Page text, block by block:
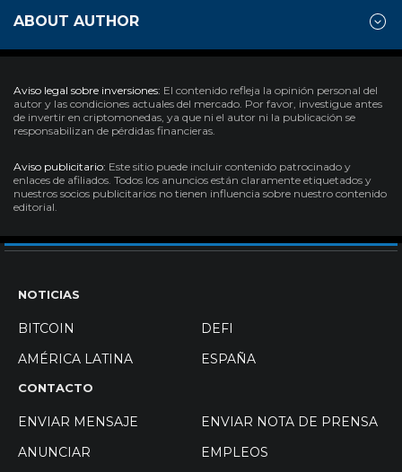
ABOUT AUTHOR
Aviso legal sobre inversiones: El contenido refleja la opinión personal del
autor y las condiciones actuales del mercado. Por favor, investigue antes
de invertir en criptomonedas, ya que ni el autor ni la publicación se
responsabilizan de pérdidas financieras.
Aviso publicitario: Este sitio puede incluir contenido patrocinado y
enlaces de afiliados. Todos los anuncios están claramente etiquetados y
nuestros socios publicitarios no tienen influencia sobre nuestro contenido
editorial.
NOTICIAS
BITCOIN
DEFI
AMÉRICA LATINA
ESPAÑA
CONTACTO
ENVIAR MENSAJE
ENVIAR NOTA DE PRENSA
ANUNCIAR
EMPLEOS